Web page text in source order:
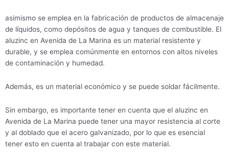
asimismo se emplea en la fabricación de productos de almacenaje
de líquidos, como depósitos de agua y tanques de combustible. El
aluzinc en Avenida de La Marina es un material resistente y
durable, y se emplea comúnmente en entornos con altos niveles
de contaminación y humedad.
Además, es un material económico y se puede soldar fácilmente.
Sin embargo, es importante tener en cuenta que el aluzinc en
Avenida de La Marina puede tener una mayor resistencia al corte
y al doblado que el acero galvanizado, por lo que es esencial
tener esto en cuenta al trabajar con este material.